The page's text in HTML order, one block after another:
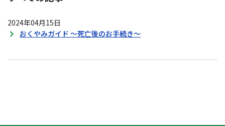
2024年04月15日
おくやみガイド ～死亡後のお手続き～